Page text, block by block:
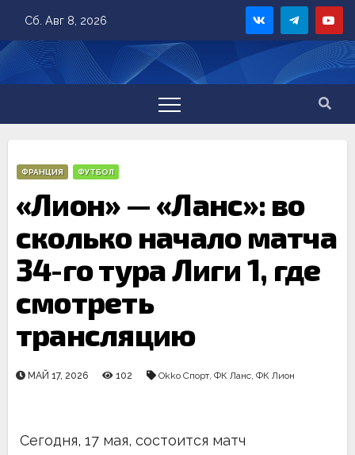
content
Сб. Авг 8, 2026
ФРАНЦИЯ ФУТБОЛ
«Лион» — «Ланс»: во
сколько начало матча
34-го тура Лиги 1, где
смотреть
трансляцию
МАЙ 17, 2026 102 Okko Спорт, ФК Ланс, ФК Лион
Сегодня, 17 мая, состоится матч